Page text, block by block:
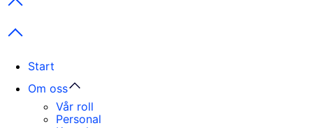
Previous items
Next items
Start
Om oss
Vår roll
Personal